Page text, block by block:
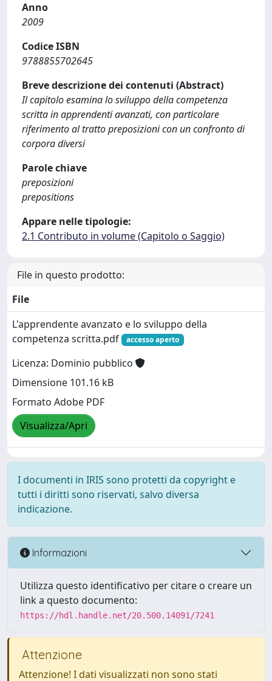
Anno
2009
Codice ISBN
9788855702645
Breve descrizione dei contenuti (Abstract)
Il capitolo esamina lo sviluppo della competenza
scritta in apprendenti avanzati, con particolare
riferimento al tratto preposizioni con un confronto di
corpora diversi
Parole chiave
preposizioni
prepositions
Appare nelle tipologie:
2.1 Contributo in volume (Capitolo o Saggio)
File in questo prodotto:
File
L'apprendente avanzato e lo sviluppo della
competenza scritta.pdf
accesso aperto
Licenza: Dominio pubblico
Dimensione 101.16 kB
Formato Adobe PDF
Visualizza/Apri
I documenti in IRIS sono protetti da copyright e
tutti i diritti sono riservati, salvo diversa
indicazione.
Informazioni
Utilizza questo identificativo per citare o creare un
link a questo documento:
https://hdl.handle.net/20.500.14091/7241
Attenzione
Attenzione! I dati visualizzati non sono stati